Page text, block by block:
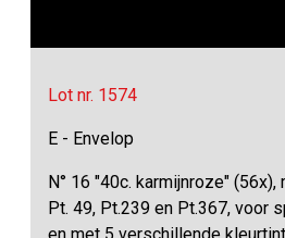
Lot nr. 1574
E - Envelop
N° 16 "40c. karmijnroze"
Pt. 49, Pt.239 en Pt.367, voor